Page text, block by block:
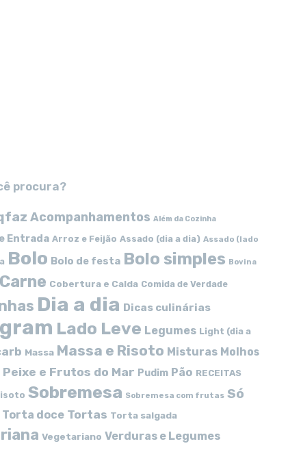
procura?
Acompanhamentos Além da Cozinha
Entrada Arroz e Feijão Assado (dia a dia) Assado (lado
Bolo Bolo de festa Bolo simples Bovina
Carne Cobertura e Calda Comida de Verdade
Dia a dia Dicas culinárias
Lado Leve Legumes Light (dia a
Massa Massa e Risoto Misturas Molhos
Peixe e Frutos do Mar Pudim Pão RECEITAS
Sobremesa Sobremesa com frutas Só
Torta doce Tortas Torta salgada
Vegetariano Verduras e Legumes